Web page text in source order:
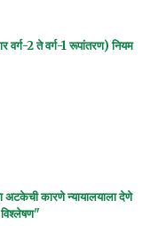
वर्ग-2 ते वर्ग-1 रूपांतरण) नियम
अटकेची कारणे न्यायालयाला देणे